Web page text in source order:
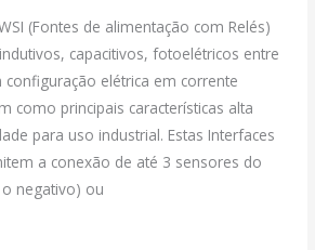
(Fontes de alimentação com Relés)
capacitivos, fotoelétricos entre
elétrica em corrente
como principais características alta
para uso industrial. Estas Interfaces
a conexão de até 3 sensores do
negativo) ou